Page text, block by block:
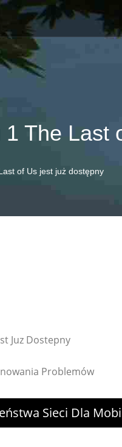
The Last
of Us jest już dostępny
Juz Dostepny
Problemów
Sieci Dla